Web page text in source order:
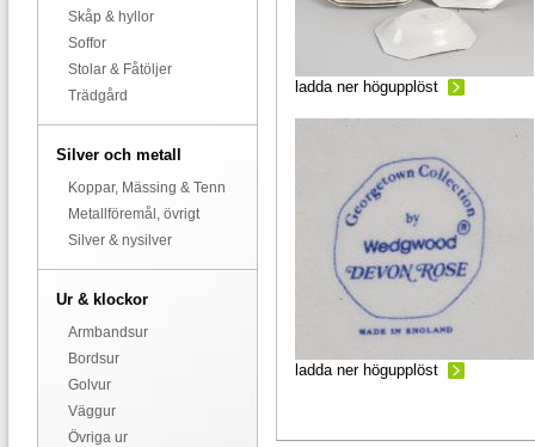
Skåp & hyllor
Soffor
Stolar & Fåtöljer
Trädgård
Silver och metall
Koppar, Mässing & Tenn
Metallföremål, övrigt
Silver & nysilver
Ur & klockor
Armbandsur
Bordsur
Golvur
Väggur
Övriga ur
ladda ner högupplöst
ladda ner högupplöst